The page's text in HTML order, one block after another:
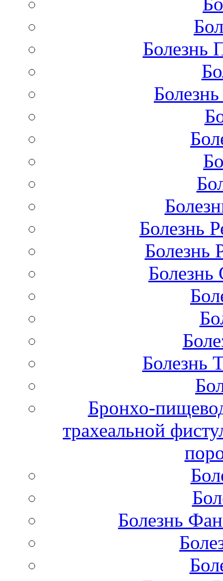
Болезнь
Болезнь
Болезнь
Болезнь
Болезнь
Бронхо-
трахеальной
Болезнь